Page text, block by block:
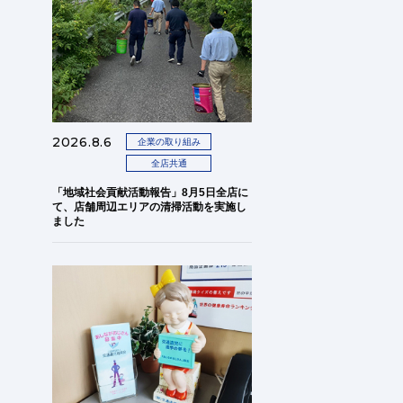
2026.8.6 企業の取り組み
全店共通
「地域社会貢献活動報告」8月5日全店に
て、店舗周辺エリアの清掃活動を実施し
ました